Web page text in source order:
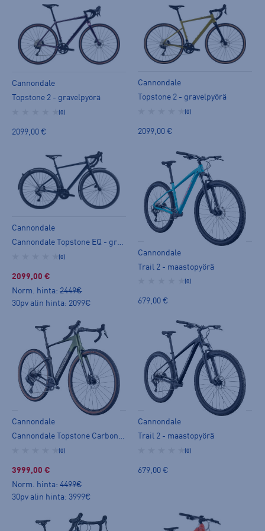
Cannondale
Topstone 2 - gravelpyörä
(0)
2099,00 €
Cannondale
Topstone 2 - gravelpyörä
(0)
2099,00 €
Cannondale
Cannondale Topstone EQ - gravelpyörä
(0)
2099,00 €
Norm. hinta: 2449€
30pv alin hinta: 2099€
Cannondale
Trail 2 - maastopyörä
(0)
679,00 €
Cannondale
Cannondale Topstone Carbon 2 - gravelpyörä
(0)
3999,00 €
Norm. hinta: 4499€
30pv alin hinta: 3999€
Cannondale
Trail 2 - maastopyörä
(0)
679,00 €